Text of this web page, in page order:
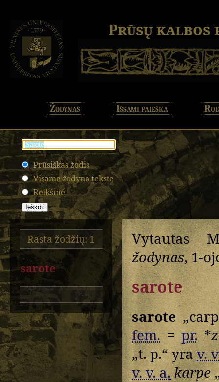
Prūsų kalbos
Žodynas Išsami paieška
Prūsiškas žodis
Visame žodyno tekste
Reikšmė
Rasta žodžių: 1
sarote
Vytautas
žodynas, 1-
sarote
sarote
fem.=pr.*
„t. p.“ yrav.
v. v. a.karpe